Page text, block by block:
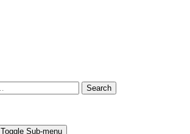
Search
Toggle Sub-menu